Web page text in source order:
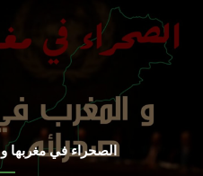
الصحراء في